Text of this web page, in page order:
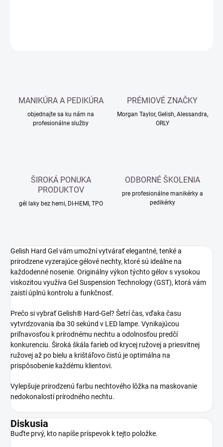
MANIKÚRA A PEDIKÚRA
objednajte sa ku nám na
profesionálne služby
PRÉMIOVÉ ZNAČKY
Morgan Taylor, Gelish, Alessandra,
ORLY
ŠIROKÁ PONUKA
PRODUKTOV
gél laky bez hemi, DI-HEMI, TPO
ODBORNÉ ŠKOLENIA
pre profesionálne manikérky a
pedikérky
Gelish Hard Gel vám umožní vytvárať elegantné, tenké a
prirodzene vyzerajúce gélové nechty, ktoré sú ideálne na
každodenné nosenie. Originálny výkon týchto gélov s vysokou
viskozitou využíva Gel Suspension Technology (GST), ktorá vám
zaistí úplnú kontrolu a funkčnosť.
Prečo si vybrať Gelish® Hard-Gel? Šetrí čas, vďaka času
vytvrdzovania iba 30 sekúnd v LED lampe. Vynikajúcou
priľnavosťou k prírodnému nechtu a odolnosťou predčí
konkurenciu. Široká škála farieb od krycej ružovej a priesvitnej
ružovej až po bielu a krištáľovo čistú je optimálna na
prispôsobenie každému klientovi.
Vylepšuje prirodzenú farbu nechtového lôžka na maskovanie
nedokonalostí prírodného nechtu.
Diskusia
Buďte prvý, kto napíše príspevok k tejto položke.